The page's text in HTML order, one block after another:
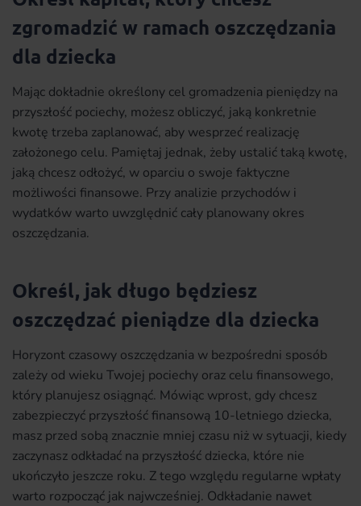
zgromadzić w ramach oszczędzania
dla dziecka
Mając dokładnie określony cel gromadzenia pieniędzy na
przyszłość pociechy, możesz obliczyć, jaką konkretnie
kwotę trzeba zaplanować, aby wesprzeć realizację
założonego celu. Pamiętaj jednak, żeby ustalić taką kwotę,
jaką chcesz odłożyć, w oparciu o swoje faktyczne
możliwości finansowe. Przy analizie przychodów i
wydatków warto uwzględnić cały planowany okres
oszczędzania.
Określ, jak długo będziesz
oszczędzać pieniądze dla dziecka
Horyzont czasowy oszczędzania w bezpośredni sposób
zależy od wieku Twojej pociechy oraz celu finansowego,
który planujesz osiągnąć. Mówiąc wprost, gdy chcesz
zabezpieczyć przyszłość finansową 10-letniego dziecka,
masz przed sobą znacznie mniej czasu niż w sytuacji, kiedy
zaczynasz odkładać na przyszłość dziecka, które nie
ukończyło jeszcze roku. Z tego względu regularne wpłaty
warto rozpocząć jak najwcześniej. Odkładanie nawet